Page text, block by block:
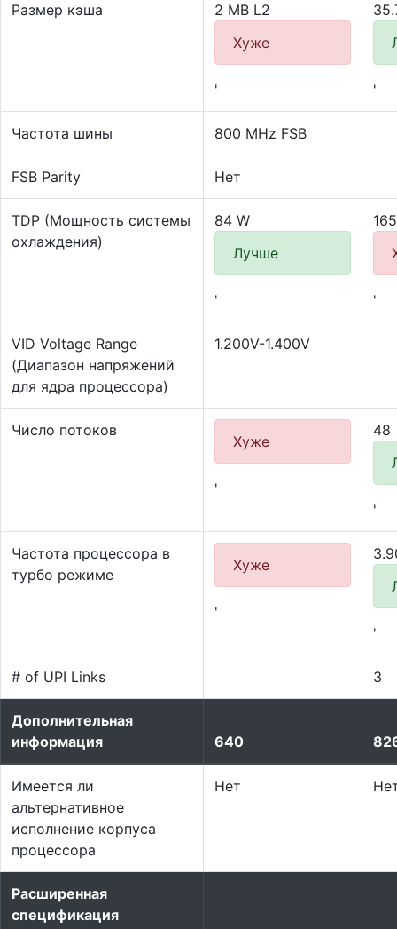
Размер кэша
2 MB L2
Хуже
' '
Частота шины 800 MHz FSB
FSB Parity Нет
TDP (Мощность системы
охлаждения)
84 W
Лучше
' '
VID Voltage Range
(Диапазон напряжений
для ядра процессора)
1.200V-1.400V
Число потоков
Хуже
'
48
'
Частота процессора в
турбо режиме
Хуже
'
'
# of UPI Links 3
Дополнительная
информация
640
Имеется ли
альтернативное
исполнение корпуса
процессора
Нет
Расширенная
спецификация